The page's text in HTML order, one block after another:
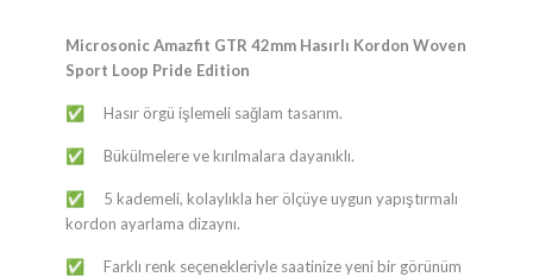
Microsonic Amazfit GTR 42mm Hasırlı Kordon Woven
Sport Loop Pride Edition
✅ ​​Hasır örgü işlemeli sağlam tasarım.
✅ ​​Bükülmelere ve kırılmalara dayanıklı.
✅ ​​5 kademeli, kolaylıkla her ölçüye uygun yapıştırmalı
kordon ayarlama dizaynı.
✅ ​​Farklı renk seçenekleriyle saatinize yeni bir görünüm